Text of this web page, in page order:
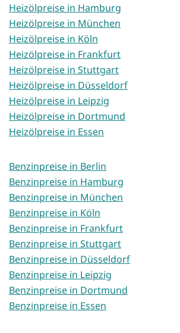
Heizölpreise in Hamburg
Heizölpreise in München
Heizölpreise in Köln
Heizölpreise in Frankfurt
Heizölpreise in Stuttgart
Heizölpreise in Düsseldorf
Heizölpreise in Leipzig
Heizölpreise in Dortmund
Heizölpreise in Essen
Benzinpreise in Berlin
Benzinpreise in Hamburg
Benzinpreise in München
Benzinpreise in Köln
Benzinpreise in Frankfurt
Benzinpreise in Stuttgart
Benzinpreise in Düsseldorf
Benzinpreise in Leipzig
Benzinpreise in Dortmund
Benzinpreise in Essen